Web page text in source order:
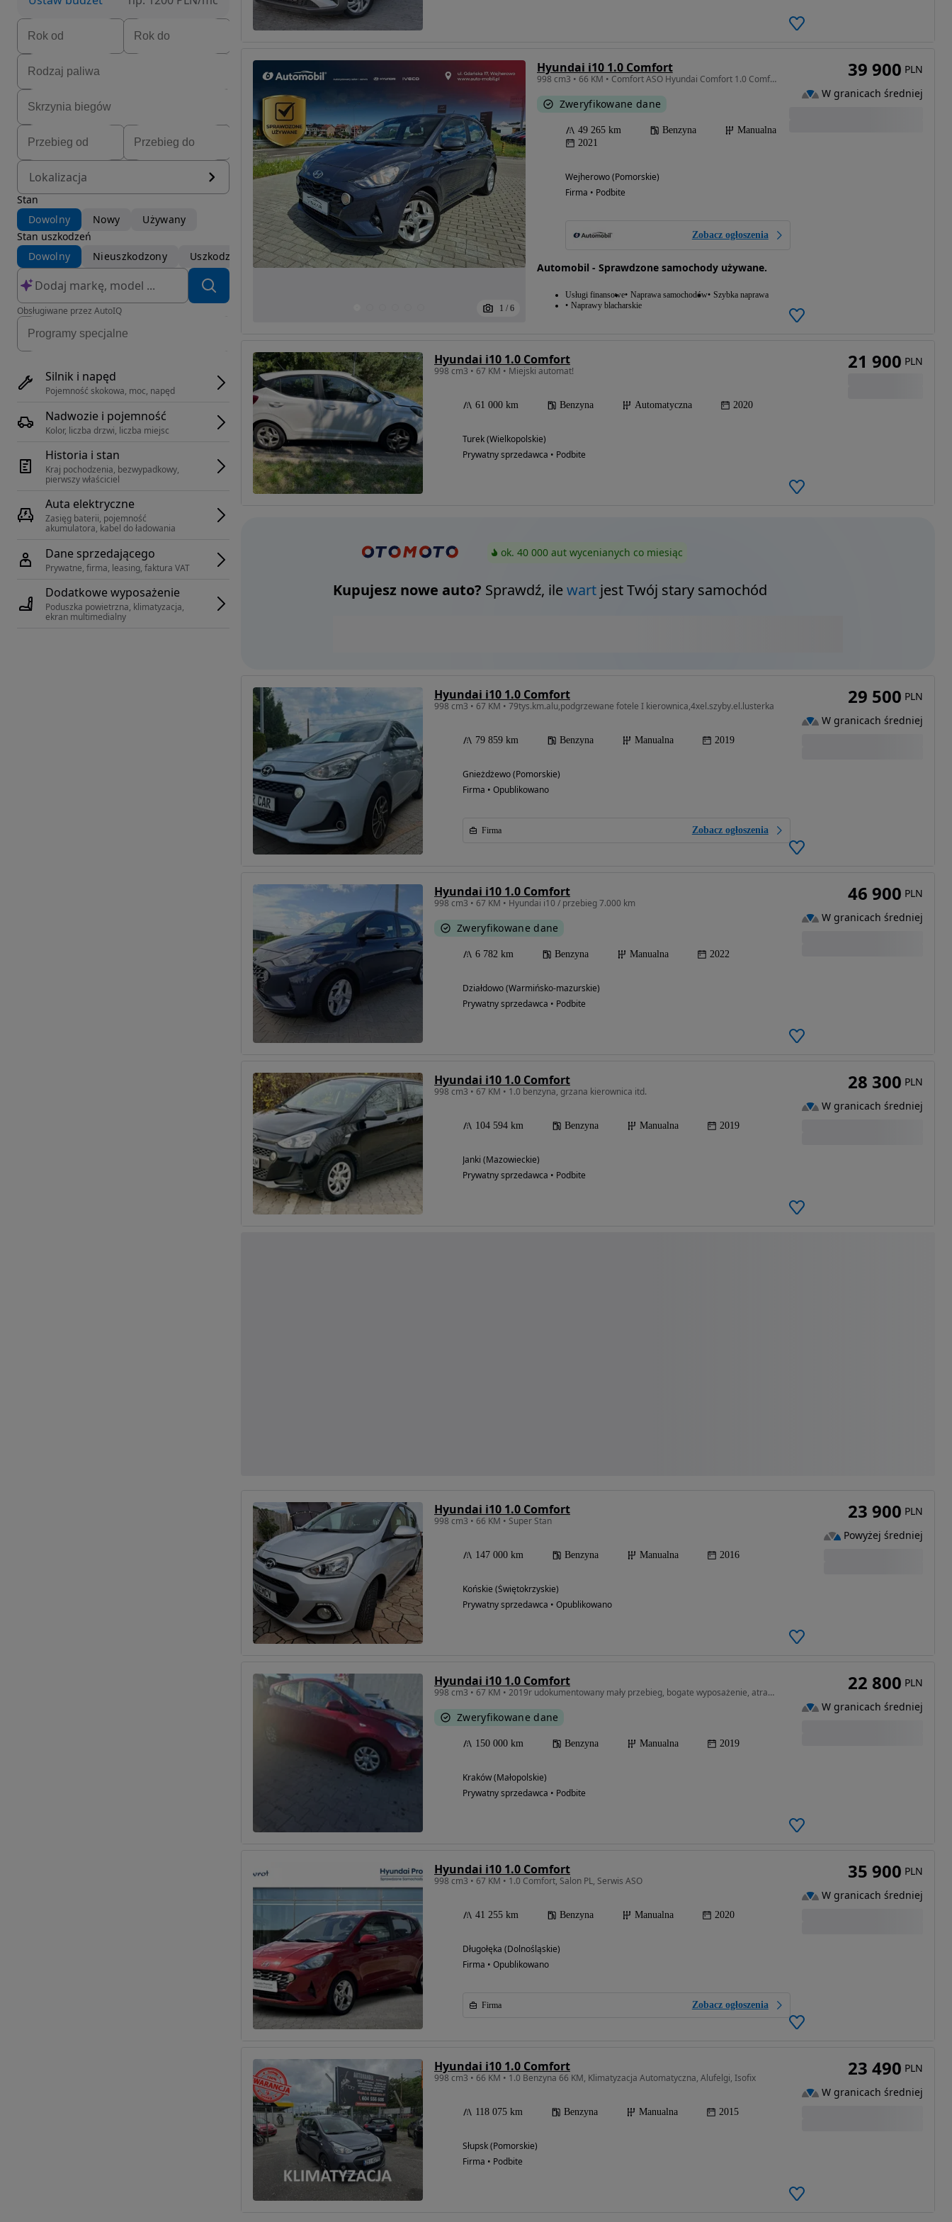
Lokalizacja
Stan
Dowolny
Nowy
Używany
Stan uszkodzeń
Dowolny
Nieuszkodzony Uszkodzony
Obsługiwane przez AutoIQ
Silnik i napęd
Pojemność skokowa, moc, napęd
Nadwozie i pojemność
Kolor, liczba drzwi, liczba miejsc
Historia i stan
Kraj pochodzenia, bezwypadkowy,
pierwszy właściciel
Auta elektryczne
Zasięg baterii, pojemność
akumulatora, kabel do ładowania
Dane sprzedającego
Prywatne, firma, leasing, faktura VAT
Dodatkowe wyposażenie
Poduszka powietrzna, klimatyzacja,
ekran multimedialny
1 / 6
Hyundai i10 1.0 Comfort
998 cm3 • 66 KM • Comfort ASO Hyundai Comfort 1.0 Comfort
Zweryfikowane dane
49 265 km Benzyna
Manualna
2021
Wejherowo (Pomorskie)
Firma • Podbite
Zobacz ogłoszenia
Automobil - Sprawdzone samochody używane.
Usługi finansowe Naprawa samochodów Szybka naprawa
Naprawy blacharskie
39 900 PLN
W granicach średniej
Hyundai i10 1.0 Comfort
998 cm3 • 67 KM • Miejski automat!
61 000 km Benzyna Automatyczna 2020
Turek (Wielkopolskie)
Prywatny sprzedawca • Podbite
21 900 PLN
ok. 40 000 aut wycenianych co miesiąc
Kupujesz nowe auto? Sprawdź, ilewartjest Twój stary samochód
Hyundai i10 1.0 Comfort
998 cm3 • 67 KM • 79tys.km.alu,podgrzewane fotele I kierownica,4xel.szyby.el.lusterka
79 859 km Benzyna Manualna 2019
Gnieżdżewo (Pomorskie)
Firma • Opublikowano
Firma Zobacz ogłoszenia
29 500 PLN
W granicach średniej
Hyundai i10 1.0 Comfort
998 cm3 • 67 KM • Hyundai i10 / przebieg 7.000 km
Zweryfikowane dane
6 782 km Benzyna Manualna 2022
Działdowo (Warmińsko-mazurskie)
Prywatny sprzedawca • Podbite
46 900 PLN
W granicach średniej
Hyundai i10 1.0 Comfort
998 cm3 • 67 KM • 1.0 benzyna, grzana kierownica itd.
104 594 km Benzyna Manualna 2019
Janki (Mazowieckie)
Prywatny sprzedawca • Podbite
28 300 PLN
W granicach średniej
Hyundai i10 1.0 Comfort
998 cm3 • 66 KM • Super Stan
147 000 km Benzyna Manualna 2016
Końskie (Świętokrzyskie)
Prywatny sprzedawca • Opublikowano
23 900 PLN
Powyżej średniej
Hyundai i10 1.0 Comfort
998 cm3 • 67 KM • 2019r udokumentowany mały przebieg, bogate wyposażenie, atrakcyjny
Zweryfikowane dane
150 000 km Benzyna Manualna 2019
Kraków (Małopolskie)
Prywatny sprzedawca • Podbite
22 800 PLN
W granicach średniej
Hyundai i10 1.0 Comfort
998 cm3 • 67 KM • 1.0 Comfort, Salon PL, Serwis ASO
41 255 km Benzyna Manualna 2020
Długołęka (Dolnośląskie)
Firma • Opublikowano
Firma Zobacz ogłoszenia
35 900 PLN
W granicach średniej
Hyundai i10 1.0 Comfort
998 cm3 • 66 KM • 1.0 Benzyna 66 KM, Klimatyzacja Automatyczna, Alufelgi, Isofix
118 075 km Benzyna Manualna 2015
Słupsk (Pomorskie)
Firma • Podbite
23 490 PLN
W granicach średniej